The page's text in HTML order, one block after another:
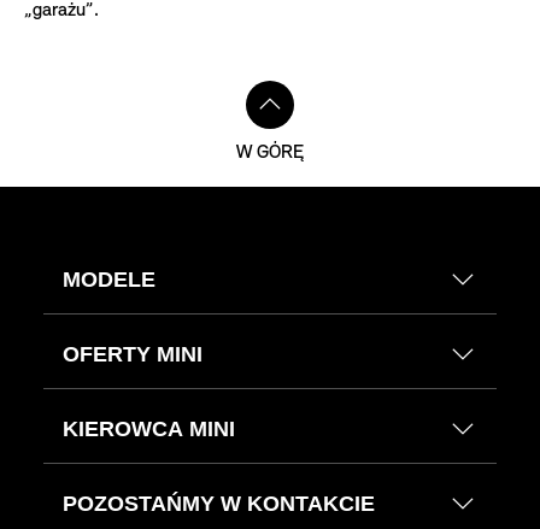
„garażu”.
W GÓRĘ
MODELE
OFERTY MINI
KIEROWCA MINI
POZOSTAŃMY W KONTAKCIE